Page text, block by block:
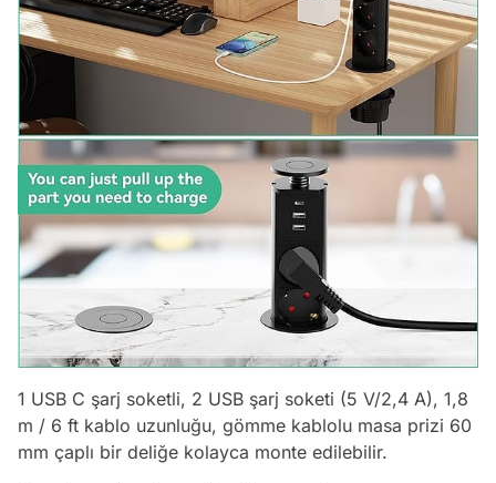
1 USB C şarj soketli, 2 USB şarj soketi (5 V/2,4 A), 1,8
m / 6 ft kablo uzunluğu, gömme kablolu masa prizi 60
mm çaplı bir deliğe kolayca monte edilebilir.